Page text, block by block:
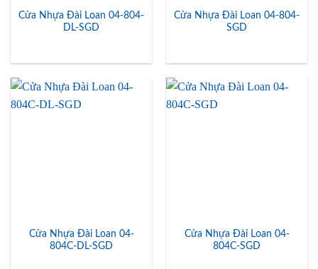
Cửa Nhựa Đài Loan 04-804-
DL-SGD
Cửa Nhựa Đài Loan 04-804-
SGD
Cửa Nhựa Đài Loan 04-
804C-DL-SGD
Cửa Nhựa Đài Loan 04-
804C-SGD